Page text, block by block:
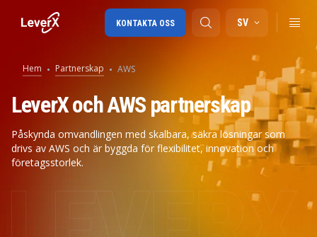
SAP-konsulttjänster
SAP EWM
SV
KONTAKTA OSS
Hem Partnerskap AWS
LeverX och AWS partnerskap
Påskynda omvandlingen med skalbara, säkra lösningar som
drivs av AWS och är byggda för flexibilitet, innovation och
företagsstorlek.